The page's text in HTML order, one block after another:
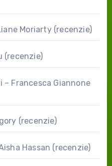
Moriarty (recenzie)
(recenzie)
– Francesca Giannone
(recenzie)
Hassan (recenzie)